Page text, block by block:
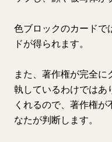
色ブロックのカードで
ドが得られます。
また、著作権が完全
執しているわけではあ
くれるので、著作権
なたが判断します。